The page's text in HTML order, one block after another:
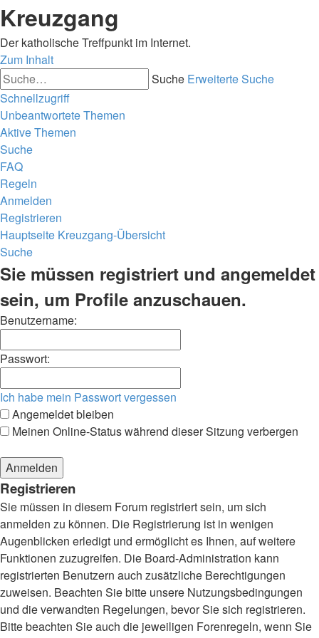
Kreuzgang
Der katholische Treffpunkt im Internet.
Zum Inhalt
Suche Erweiterte Suche
Schnellzugriff
Unbeantwortete Themen
Aktive Themen
Suche
FAQ
Regeln
Anmelden
Registrieren
Hauptseite Kreuzgang-Übersicht
Suche
Sie müssen registriert und angemeldet
sein, um Profile anzuschauen.
Benutzername:
Passwort:
Ich habe mein Passwort vergessen
Angemeldet bleiben
Meinen Online-Status während dieser Sitzung verbergen
Registrieren
Sie müssen in diesem Forum registriert sein, um sich
anmelden zu können. Die Registrierung ist in wenigen
Augenblicken erledigt und ermöglicht es Ihnen, auf weitere
Funktionen zuzugreifen. Die Board-Administration kann
registrierten Benutzern auch zusätzliche Berechtigungen
zuweisen. Beachten Sie bitte unsere Nutzungsbedingungen
und die verwandten Regelungen, bevor Sie sich registrieren.
Bitte beachten Sie auch die jeweiligen Forenregeln, wenn Sie